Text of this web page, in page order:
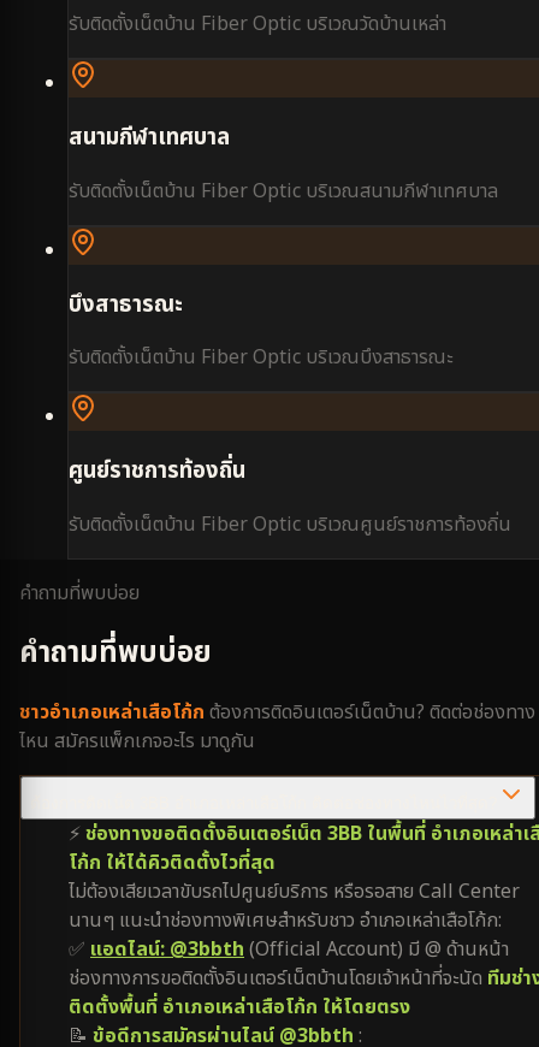
รับติดตั้งเน็ตบ้าน Fiber Optic บริเวณวัดบ้านเหล่า
สนามกีฬาเทศบาล
รับติดตั้งเน็ตบ้าน Fiber Optic บริเวณสนามกีฬาเทศบาล
บึงสาธารณะ
รับติดตั้งเน็ตบ้าน Fiber Optic บริเวณบึงสาธารณะ
ศูนย์ราชการท้องถิ่น
รับติดตั้งเน็ตบ้าน Fiber Optic บริเวณศูนย์ราชการท้องถิ่น
คำถามที่พบบ่อย
คำถามที่พบบ่อย
ชาวอำเภอเหล่าเสือโก้ก ต้องการติดอินเตอร์เน็ตบ้าน? ติดต่อช่องทาง
ไหน สมัครแพ็กเกจอะไร มาดูกัน
⚡ ช่องทางขอติดตั้งอินเตอร์เน็ต 3BB ในพื้นที่ อำเภอเหล่าเ
โก้ก ให้ได้คิวติดตั้งไวที่สุด
ไม่ต้องเสียเวลาขับรถไปศูนย์บริการ หรือรอสาย Call Center
นานๆ แนะนำช่องทางพิเศษสำหรับชาว อำเภอเหล่าเสือโก้ก:
✅ แอดไลน์: @3bbth(Official Account) มี @ ด้านหน้า
ช่องทางการขอติดตั้งอินเตอร์เน็ตบ้านโดยเจ้าหน้าที่จะนัด ทีมช่า
ติดตั้งพื้นที่ อำเภอเหล่าเสือโก้ก ให้โดยตรง
📝 ข้อดีการสมัครผ่านไลน์ @3bbth :